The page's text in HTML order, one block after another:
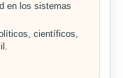
en los sistemas
científicos,